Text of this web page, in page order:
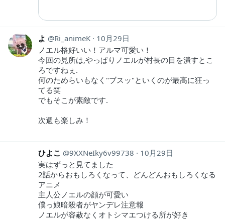
よ Ri_animeK
10月29日
ノエル格好いい！アルマ可愛い！
今回の見所は,やっぱりノエルが村長の目を潰すとこ
ろですねぇ.
何のためらいもなく"ブスッ"といくのが最高に狂っ
てる笑
でもそこが素敵です.
次週も楽しみ！
ひよこ 9XXNeIky6v99738
10月29日
実はずっと見てました
2話からおもしろくなって、どんどんおもしろくなる
アニメ
主人公ノエルの顔が可愛い
僕っ娘暗殺者がヤンデレ注意報
ノエルが容赦なくオトシマエつける所が好き